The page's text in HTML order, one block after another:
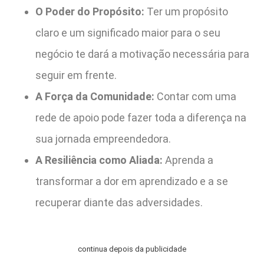
O Poder do Propósito: Ter um propósito
claro e um significado maior para o seu
negócio te dará a motivação necessária para
seguir em frente.
A Força da Comunidade: Contar com uma
rede de apoio pode fazer toda a diferença na
sua jornada empreendedora.
A Resiliência como Aliada: Aprenda a
transformar a dor em aprendizado e a se
recuperar diante das adversidades.
continua depois da publicidade